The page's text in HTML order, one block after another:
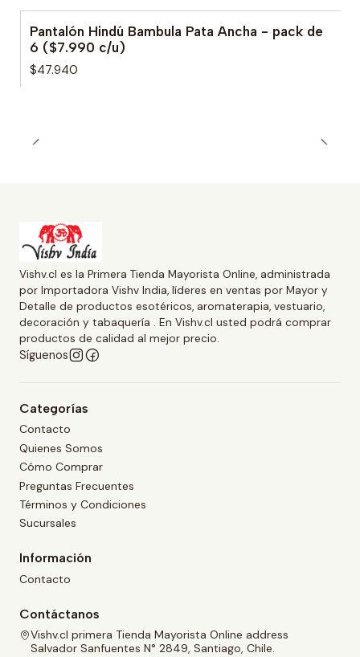
Pantalón Hindú Bambula Pata Ancha - pack de
6 ($7.990 c/u)
$47.940
Vishv.cl es la Primera Tienda Mayorista Online, administrada
por Importadora Vishv India, líderes en ventas por Mayor y
Detalle de productos esotéricos, aromaterapia, vestuario,
decoración y tabaquería . En Vishv.cl usted podrá comprar
productos de calidad al mejor precio.
Síguenos
Categorías
Contacto
Quienes Somos
Cómo Comprar
Preguntas Frecuentes
Términos y Condiciones
Sucursales
Información
Contacto
Contáctanos
Vishv.cl primera Tienda Mayorista Online address
Salvador Sanfuentes N° 2849, Santiago, Chile.